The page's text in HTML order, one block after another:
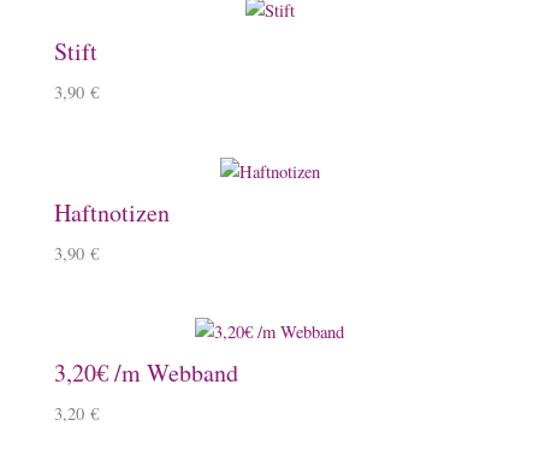
Stift
3,90 €
Haftnotizen
3,90 €
3,20€ /m Webband
3,20 €